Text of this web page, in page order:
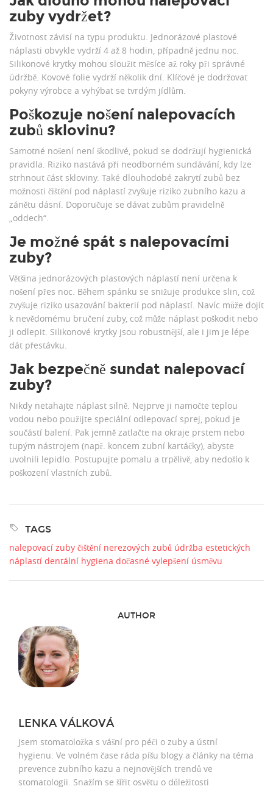
zuby vydržet?
Životnost závisí na typu produktu. Jednorázové plastové
náplasti obvykle vydrží 4 až 8 hodin, případně jednu noc.
Silikonové krytky mohou sloužit měsíce až roky při správné
údržbě. Kovové folie vydrží několik dní. Klíčové je dodržovat
pokyny výrobce a vyhýbat se tvrdým jídlům.
Poškozuje nošení nalepovacích
zubů sklovinu?
Samotné nošení není škodlivé, pokud se dodržují hygienická
pravidla. Riziko nastává při neodborném sundávání, kdy lze
strhnout část skloviny. Také dlouhodobé zakrytí zubů bez
možnosti čištění pod náplastí zvyšuje riziko zubního kazu a
zánětu dásní. Doporučuje se dávat zubům pravidelně
„oddech“.
Je možné spát s nalepovacími
zuby?
Většina jednorázových plastových náplastí není určena k
nošení přes noc. Během spánku se snižuje produkce slin, což
zvyšuje riziko usazování bakterií pod náplastí. Navíc může dojít
k nevědomému bručení zuby, což může náplast poškodit nebo
ji odlepit. Silikonové krytky jsou robustnější, ale i jim je lépe
dát přestávku.
Jak bezpečně sundat nalepovací
zuby?
Nikdy netahajte náplast silně. Nejprve ji namočte teplou
vodou nebo použijte speciální odlepovací sprej, pokud je
součástí balení. Pak jemně zatlačte na okraje prstem nebo
tupým nástrojem (např. koncem zubní kartáčky), abyste
uvolnili lepidlo. Postupujte pomalu a trpělivě, aby nedošlo k
poškození vlastních zubů.
TAGS
nalepovací zuby čištění nerezových zubů údržba estetických
náplastí dentální hygiena dočasné vylepšení úsměvu
AUTHOR
LENKA VÁLKOVÁ
Jsem stomatoložka s vášní pro péči o zuby a ústní
hygienu. Ve volném čase ráda píšu blogy a články na téma
prevence zubního kazu a nejnovějších trendů ve
stomatologii. Snažím se šířit osvětu o důležitosti